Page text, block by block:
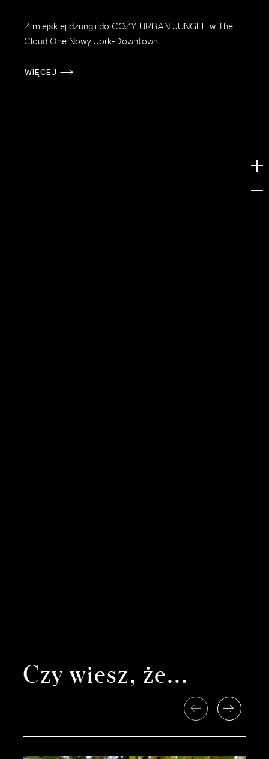
Z miejskiej dżungli do COZY URBAN JUNGLE w The
Cloud One Nowy Jork-Downtown.
WIĘCEJ
Czy wiesz, że...